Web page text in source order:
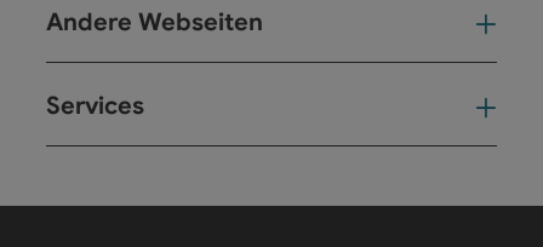
Andere Webseiten
Services